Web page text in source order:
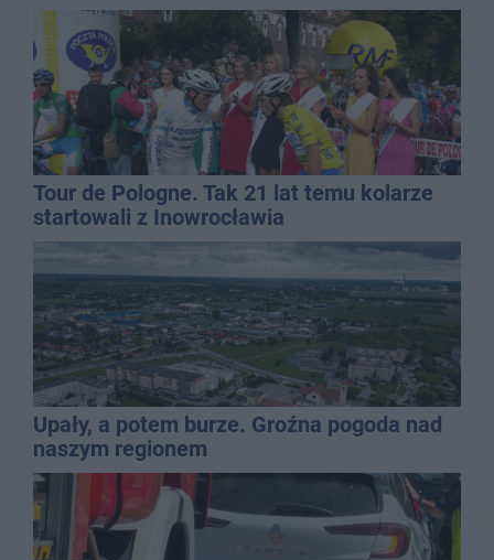
Tour de Pologne. Tak 21 lat temu kolarze
startowali z Inowrocławia
Upały, a potem burze. Groźna pogoda nad
naszym regionem